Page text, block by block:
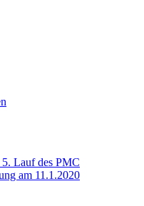
Lauf des PMC
am 11.1.2020